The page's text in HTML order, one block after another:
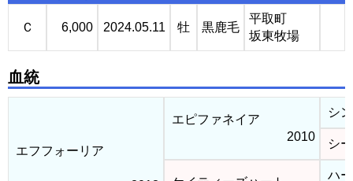
Ｃ 6,000 2024.05.11 牡 黒鹿毛
平取町
坂東牧場
血統
エフフォーリア
エピファネイア
2010
シ
シ
ハ